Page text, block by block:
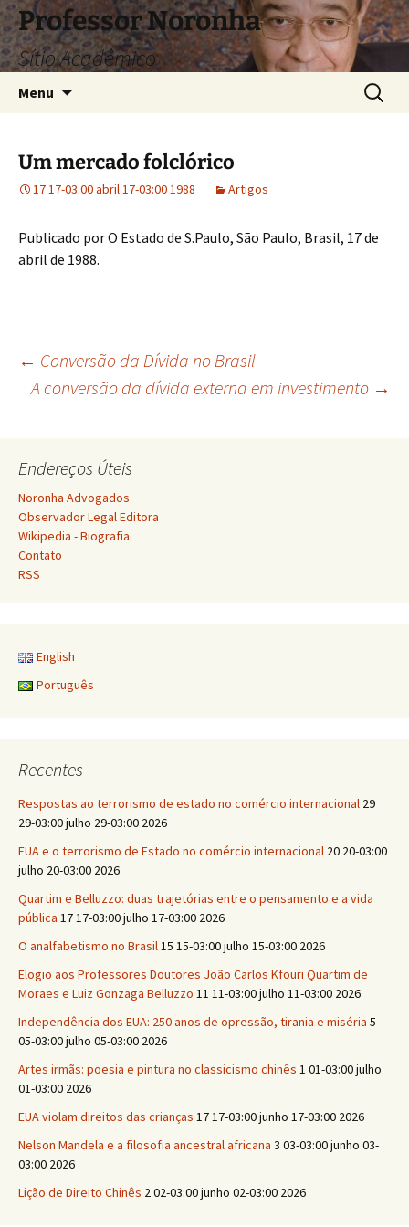
Pular
para
o
conteúdo
Professor Noronha
Sítio Acadêmico
Menu
por:
Um mercado folclórico
17 17-03:00 abril 17-03:00 1988 Artigos
Publicado por O Estado de S.Paulo, São Paulo, Brasil, 17 de
abril de 1988.
Navegação
posts
← Conversão da Dívida no Brasil
A conversão da dívida externa em investimento →
Endereços Úteis
Noronha Advogados
Observador Legal Editora
Wikipedia - Biografia
Contato
RSS
English
Português
Recentes
Respostas ao terrorismo de estado no comércio internacional 29
29-03:00 julho 29-03:00 2026
EUA e o terrorismo de Estado no comércio internacional 20 20-03:00
julho 20-03:00 2026
Quartim e Belluzzo: duas trajetórias entre o pensamento e a vida
pública 17 17-03:00 julho 17-03:00 2026
O analfabetismo no Brasil15 15-03:00 julho 15-03:00 2026
Elogio aos Professores Doutores João Carlos Kfouri Quartim de
Moraes e Luiz Gonzaga Belluzzo 11 11-03:00 julho 11-03:00 2026
Independência dos EUA: 250 anos de opressão, tirania e miséria 5
05-03:00 julho 05-03:00 2026
Artes irmãs: poesia e pintura no classicismo chinês 1 01-03:00 julho
01-03:00 2026
EUA violam direitos das crianças 17 17-03:00 junho 17-03:00 2026
Nelson Mandela e a filosofia ancestral africana 3 03-03:00 junho 03-
03:00 2026
Lição de Direito Chinês 2 02-03:00 junho 02-03:00 2026